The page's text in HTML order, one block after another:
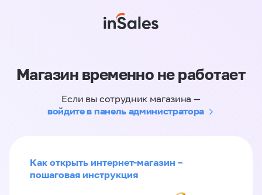
Магазин временно не работает
Если вы сотрудник магазина —
войдите в панель администратора
Как открыть интернет-магазин –
пошаговая инструкция